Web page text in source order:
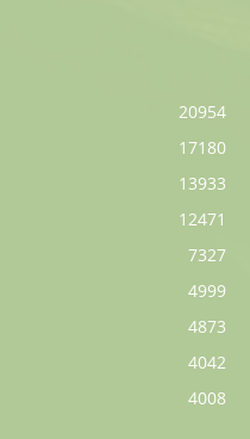
20954
17180
13933
12471
7327
4999
4873
4042
4008